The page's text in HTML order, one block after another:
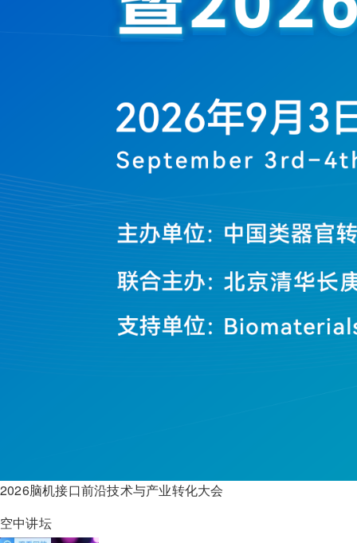
2026脑机接口前沿技术与产业转化大会
空中讲坛